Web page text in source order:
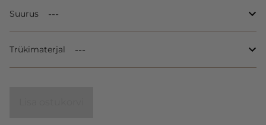
Suurus
Trükimaterjal